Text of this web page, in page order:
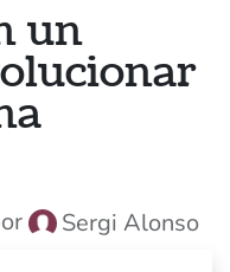
un
Sergi Alonso